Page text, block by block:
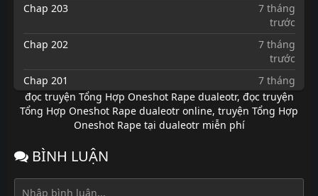
Chap 203
7 tháng
trước
Chap 202
7 tháng
trước
Chap 201
7 tháng
trước
Chap 200
7 tháng
Chap 199
Chap 198
đọc truyện Tổng Hợp Oneshot Rape dualeotr, đọc truyện
Tổng Hợp Oneshot Rape dualeotr online, truyện Tổng Hợp
Oneshot Rape tại dualeotr miễn phí
BÌNH LUẬN